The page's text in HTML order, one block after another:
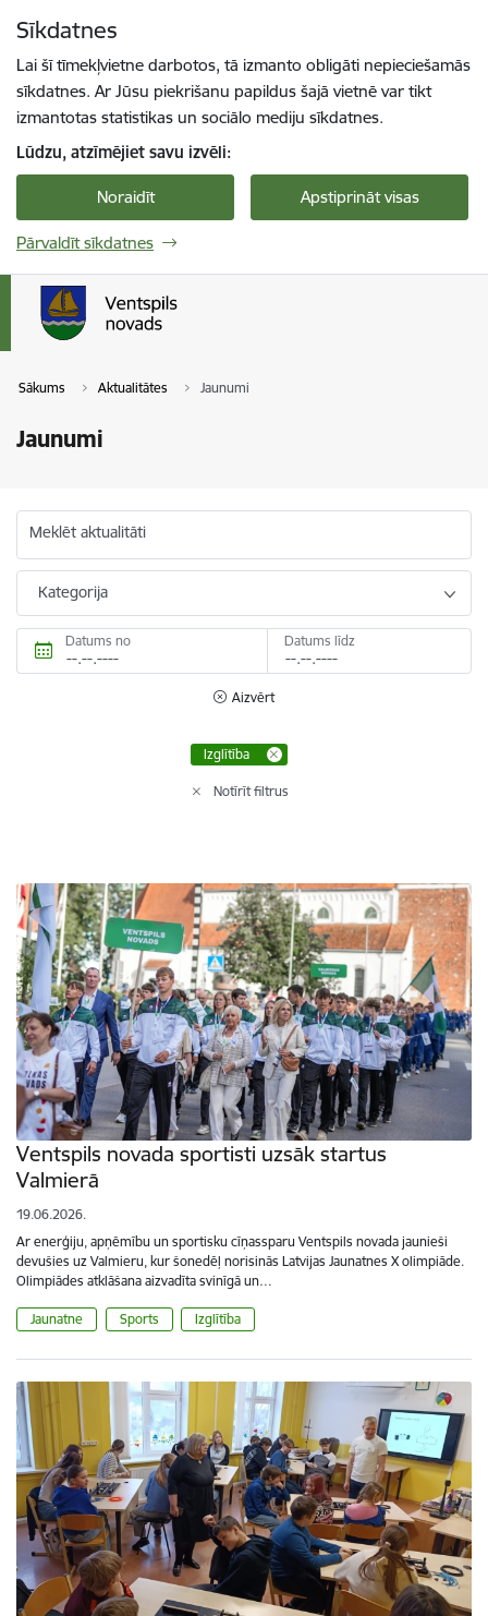
Sīkdatnes
Lai šī tīmekļvietne darbotos, tā izmanto obligāti nepieciešamās
sīkdatnes. Ar Jūsu piekrišanu papildus šajā vietnē var tikt
izmantotas statistikas un sociālo mediju sīkdatnes.
Lūdzu, atzīmējiet savu izvēli:
Noraidīt Apstiprināt visas
Pārvaldīt sīkdatnes
Sākums Aktualitātes Jaunumi
Jaunumi
Meklēt aktualitāti
Kategorija
Datums no Datums līdz
Aizvērt
Izglītība
Notīrīt filtrus
Ventspils novada sportisti uzsāk startus
Valmierā
19.06.2026.
Ar enerģiju, apņēmību un sportisku cīņassparu Ventspils novada jaunieši
devušies uz Valmieru, kur šonedēļ norisinās Latvijas Jaunatnes X olimpiāde.
Olimpiādes atklāšana aizvadīta svinīgā un…
Jaunatne Sports Izglītība